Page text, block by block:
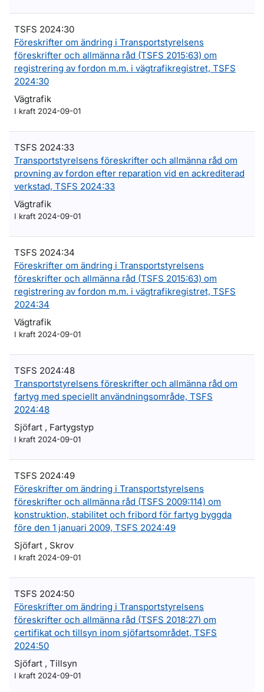
TSFS 2024:30
Föreskrifter om ändring i Transportstyrelsens
föreskrifter och allmänna råd (TSFS 2015:63) om
registrering av fordon m.m. i vägtrafikregistret, TSFS
2024:30
Vägtrafik
I kraft 2024-09-01
TSFS 2024:33
Transportstyrelsens föreskrifter och allmänna råd om
provning av fordon efter reparation vid en ackrediterad
verkstad, TSFS 2024:33
Vägtrafik
I kraft 2024-09-01
TSFS 2024:34
Föreskrifter om ändring i Transportstyrelsens
föreskrifter och allmänna råd (TSFS 2015:63) om
registrering av fordon m.m. i vägtrafikregistret, TSFS
2024:34
Vägtrafik
I kraft 2024-09-01
TSFS 2024:48
Transportstyrelsens föreskrifter och allmänna råd om
fartyg med speciellt användningsområde, TSFS
2024:48
Sjöfart , Fartygstyp
I kraft 2024-09-01
TSFS 2024:49
Föreskrifter om ändring i Transportstyrelsens
föreskrifter och allmänna råd (TSFS 2009:114) om
konstruktion, stabilitet och fribord för fartyg byggda
före den 1 januari 2009, TSFS 2024:49
Sjöfart , Skrov
I kraft 2024-09-01
TSFS 2024:50
Föreskrifter om ändring i Transportstyrelsens
föreskrifter och allmänna råd (TSFS 2018:27) om
certifikat och tillsyn inom sjöfartsområdet, TSFS
2024:50
Sjöfart , Tillsyn
I kraft 2024-09-01